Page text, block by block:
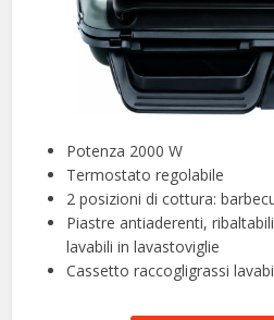
Potenza 2000 W
Termostato regolabile
2 posizioni di cottura:
Piastre antiaderenti,
lavabili in lavastoviglie
Cassetto raccogligrassi